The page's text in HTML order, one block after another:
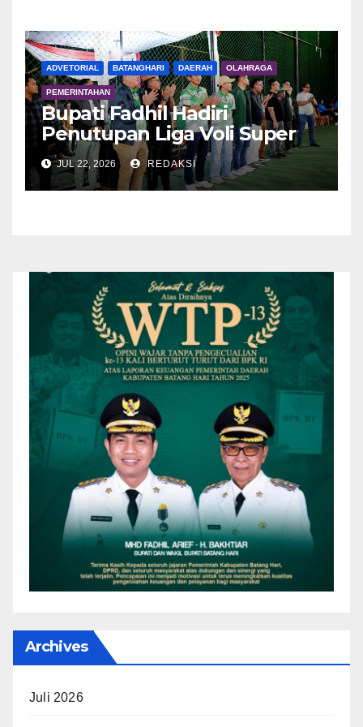
ADVETORIAL BATANGHARI DAERAH OLAHRAGA
PEMERINTAHAN
Bupati Fadhil Hadiri
Penutupan Liga Voli Super
Tangguh 2026
JUL 22, 2026 REDAKSI
Archives
Juli 2026